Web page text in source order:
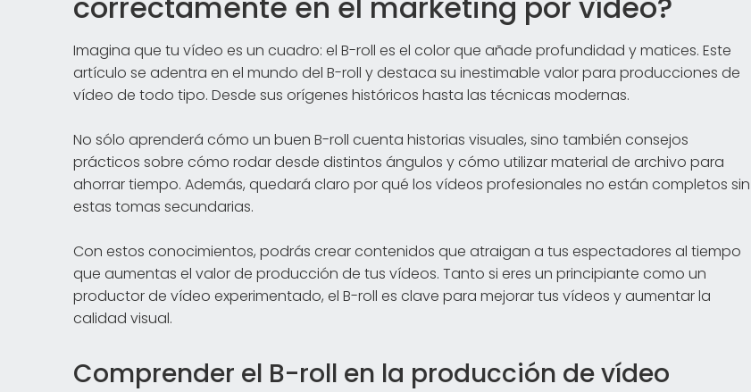
Imagina que tu vídeo es un cuadro: el B-roll es el color que añade profundidad y matices. Este
artículo se adentra en el mundo del B-roll y destaca su inestimable valor para producciones de
vídeo de todo tipo. Desde sus orígenes históricos hasta las técnicas modernas.
No sólo aprenderá cómo un buen B-roll cuenta historias visuales, sino también consejos
prácticos sobre cómo rodar desde distintos ángulos y cómo utilizar material de archivo para
ahorrar tiempo. Además, quedará claro por qué los vídeos profesionales no están completos sin
estas tomas secundarias.
Con estos conocimientos, podrás crear contenidos que atraigan a tus espectadores al tiempo
que aumentas el valor de producción de tus vídeos. Tanto si eres un principiante como un
productor de vídeo experimentado, el B-roll es clave para mejorar tus vídeos y aumentar la
calidad visual.
Comprender el B-roll en la producción de vídeo